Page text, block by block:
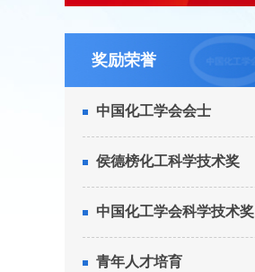
奖励荣誉
中国化工学会会士
侯德榜化工科学技术奖
中国化工学会科学技术奖
青年人才培育